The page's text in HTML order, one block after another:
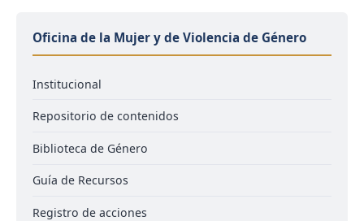
Oficina de la Mujer y de Violencia de Género
Institucional
Repositorio de contenidos
Biblioteca de Género
Guía de Recursos
Registro de acciones